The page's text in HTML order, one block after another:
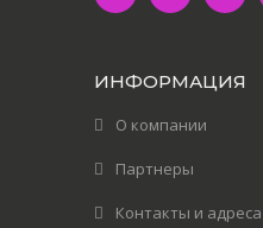
ИНФОРМАЦИЯ
О компании
Партнеры
Контакты и адреса